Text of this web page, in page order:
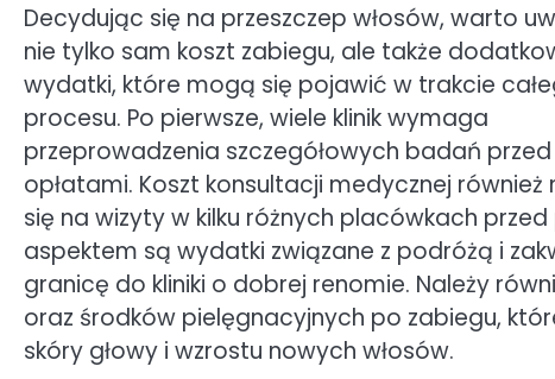
Decydując się na przeszczep włosów, warto
nie tylko sam koszt zabiegu, ale także
wydatki, które mogą się pojawić w trakcie
procesu. Po pierwsze, wiele klinik wymaga
przeprowadzenia szczegółowych badań
opłatami. Koszt konsultacji medycznej
się na wizyty w kilku różnych placówkach
aspektem są wydatki związane z podróżą i
granicę do kliniki o dobrej renomie. Należy
oraz środków pielęgnacyjnych po zabiegu,
skóry głowy i wzrostu nowych włosów.